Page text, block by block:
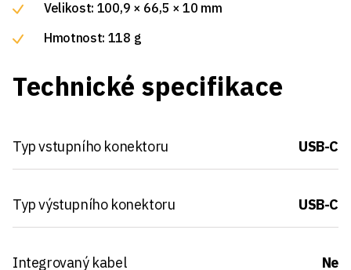
Velikost: 100,9 × 66,5 × 10 mm
Hmotnost: 118 g
Technické specifikace
Typ vstupního konektoru USB-C
Typ výstupního konektoru USB-C
Integrovaný kabel Ne